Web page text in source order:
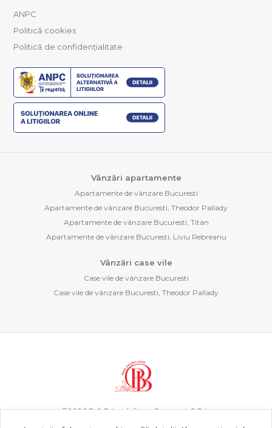
ANPC
Politică cookies
Politică de confidențialitate
Vânzări apartamente
Apartamente de vânzare Bucuresti
Apartamente de vânzare Bucuresti, Theodor Pallady
Apartamente de vânzare Bucuresti, Titan
Apartamente de vânzare Bucuresti, Liviu Rebreanu
Vânzări case vile
Case vile de vânzare Bucuresti
Case vile de vânzare Bucuresti, Theodor Pallady
©2026B & B Imobiliare Concept S.R.L.